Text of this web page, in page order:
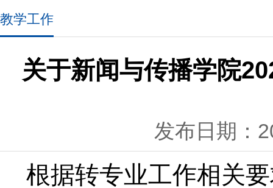
教学工作
关于新闻与传播学院
发布日期：
根据转专业工作相关